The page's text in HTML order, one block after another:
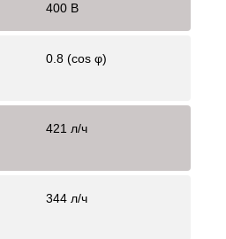
400 В
0.8 (cos φ)
421 л/ч
344 л/ч